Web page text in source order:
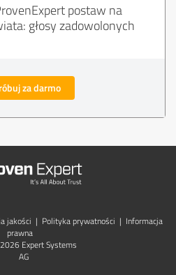
postaw na
głosy zadowolonych
za darmo
jakości | Polityka prywatności | Informacja
prawna
Expert Systems
AG